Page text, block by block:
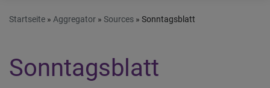
Startseite Aggregator Sources Sonntagsblatt
Sonntagsblatt